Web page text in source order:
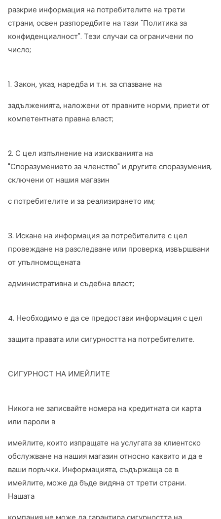
разкрие информация на потребителите на трети
страни, освен разпоредбите на тази "Политика за
конфиденциалност". Тези случаи са ограничени по
число;
1. Закон, указ, наредба и т.н. за спазване на
задълженията, наложени от правните норми, приети от
компетентната правна власт;
2. С цел изпълнение на изискванията на
"Споразумението за членство" и другите споразумения,
сключени от нашия магазин
с потребителите и за реализирането им;
3. Искане на информация за потребителите с цел
провеждане на разследване или проверка, извършвани
от упълномощената
административна и съдебна власт;
4. Необходимо е да се предостави информация с цел
защита правата или сигурността на потребителите.
СИГУРНОСТ НА ИМЕЙЛИТЕ
Никога не записвайте номера на кредитната си карта
или пароли в
имейлите, които изпращате на услугата за клиентско
обслужване на нашия магазин относно каквито и да е
ваши поръчки. Информацията, съдържаща се в
имейлите, може да бъде видяна от трети страни.
Нашата